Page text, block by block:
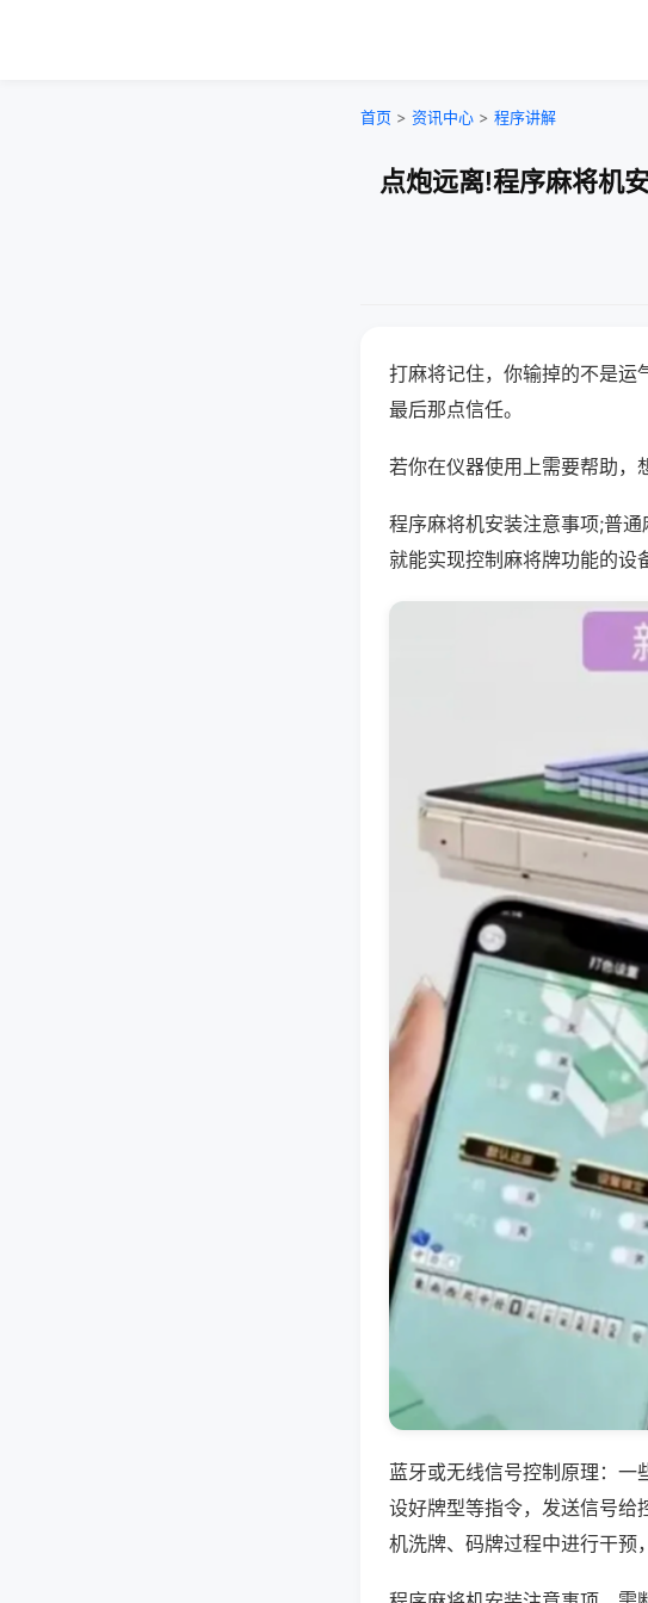
首页 > 资讯中心 > 程序讲解
点炮远离!程序麻将机
打麻将记住，你输掉的不是运
最后那点信任。
若你在仪器使用上需要帮助，
程序麻将机安装注意事项;普
就能实现控制麻将牌功能的设
蓝牙或无线信号控制原理：一
设好牌型等指令，发送信号给
机洗牌、码牌过程中进行干预